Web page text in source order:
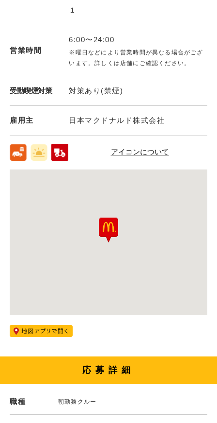
１
営業時間
6:00〜24:00
※曜日などにより営業時間が異なる場合がござ
います。詳しくは店舗にご確認ください。
受動喫煙対策 対策あり(禁煙)
雇用主 日本マクドナルド株式会社
アイコンについて
応募詳細
職種 朝勤務クルー